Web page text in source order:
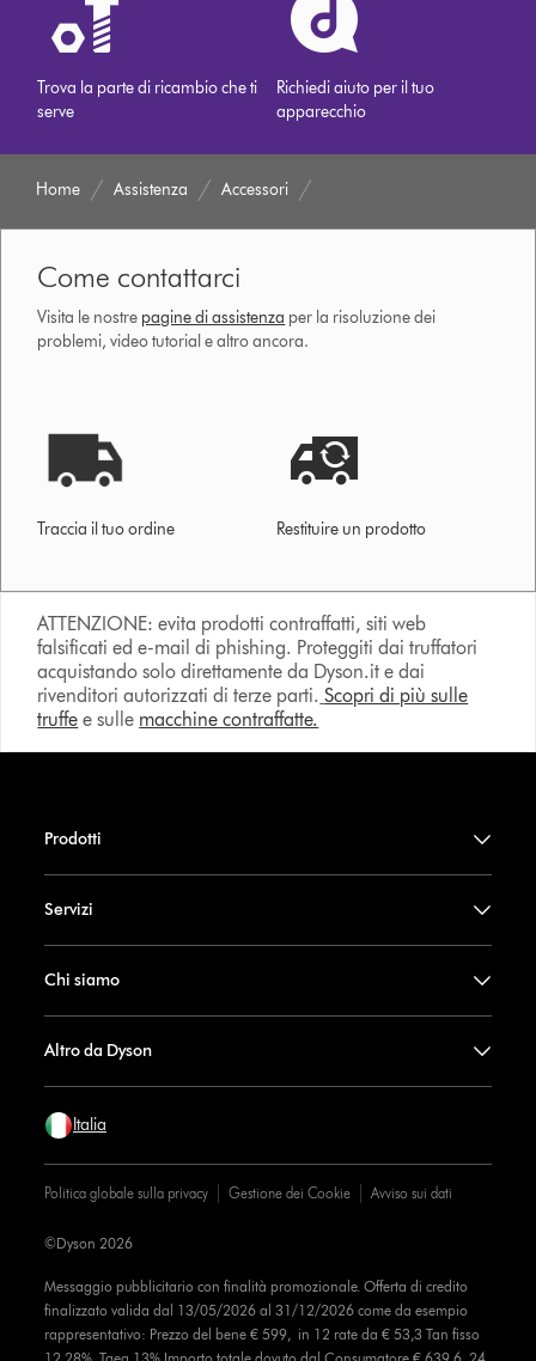
Trova la parte di ricambio che ti
serve
Richiedi aiuto per il tuo
apparecchio
Home Assistenza Accessori
Come contattarci
Visita le nostre pagine di assistenza per la risoluzione dei
problemi, video tutorial e altro ancora.
Traccia il tuo ordine Restituire un prodotto
ATTENZIONE: evita prodotti contraffatti, siti web
falsificati ed e-mail di phishing. Proteggiti dai truffatori
acquistando solo direttamente da Dyson.it e dai
rivenditori autorizzati di terze parti. Scopri di più sulle
truffe e sulle macchine contraffatte.
Prodotti
Servizi
Chi siamo
Altro da Dyson
Italia
Politica globale sulla privacy Gestione dei Cookie Avviso sui dati
Messaggio pubblicitario con finalità promozionale. Offerta di credito
finalizzato valida dal 13/05/2026 al 31/12/2026 come da esempio
rappresentativo: Prezzo del bene € 599, in 12 rate da € 53,3 Tan fisso
©Dyson 2026